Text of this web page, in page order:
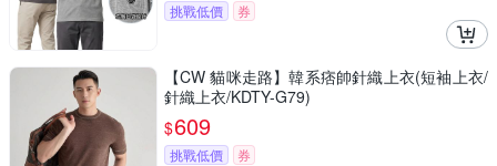
挑戰低價 券
【CW 貓咪走路】韓系痞帥針織上衣(短袖上衣/
針織上衣/KDTY-G79)
$609
挑戰低價 券